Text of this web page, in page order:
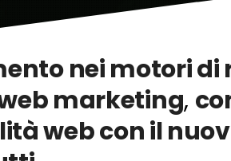
nei motori di
marketing,
web con il